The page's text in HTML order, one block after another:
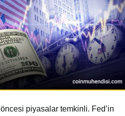
öncesi piyasalar temkinli. Fed’in